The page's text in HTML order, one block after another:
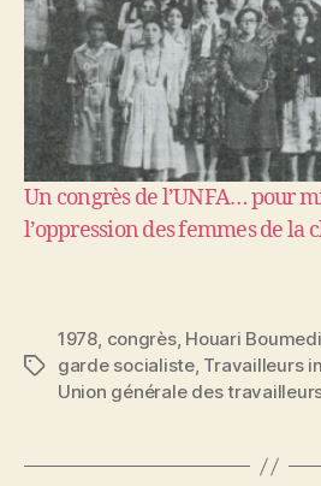
Un congrès de l’UNFA… pour
l’oppression des femmes de la
Étiquettes
1978, congrès, Houari
garde socialiste, Travailleurs
Union générale des